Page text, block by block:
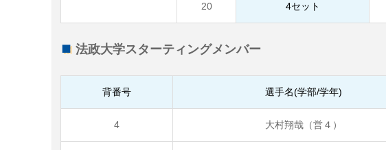
20 4セット
法政大学スターティングメンバー
背番号 選手名(学部/学年)
4 大村翔哉（営４）